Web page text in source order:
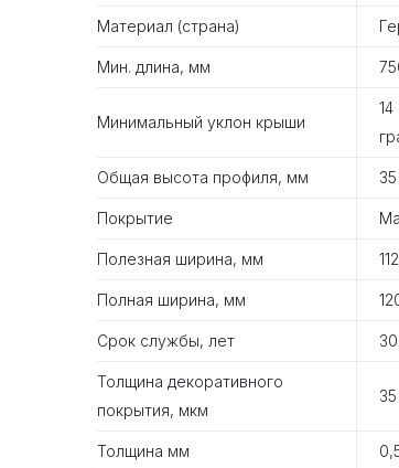
Материал (страна)
Мин. длина, мм
Минимальный уклон крыши
14
Общая высота профиля, мм 35
Покрытие
Полезная ширина, мм
Полная ширина, мм
Срок службы, лет 30
Толщина декоративного
покрытия, мкм
35
Толщина мм